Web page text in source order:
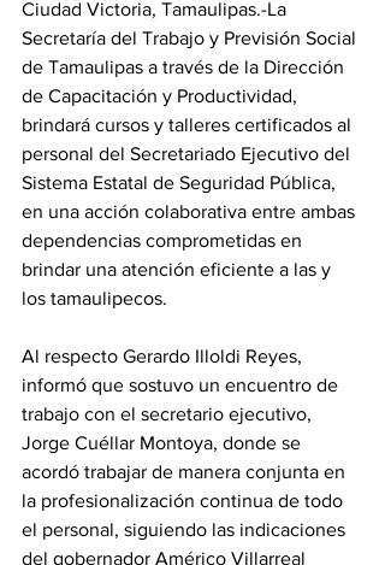
Ciudad Victoria, Tamaulipas.-La
Secretaría del Trabajo y Previsión Social
de Tamaulipas a través de la Dirección
de Capacitación y Productividad,
brindará cursos y talleres certificados al
personal del Secretariado Ejecutivo del
Sistema Estatal de Seguridad Pública,
en una acción colaborativa entre ambas
dependencias comprometidas en
brindar una atención eficiente a las y
los tamaulipecos.
Al respecto Gerardo Illoldi Reyes,
informó que sostuvo un encuentro de
trabajo con el secretario ejecutivo,
Jorge Cuéllar Montoya, donde se
acordó trabajar de manera conjunta en
la profesionalización continua de todo
el personal, siguiendo las indicaciones
del gobernador Américo Villarreal